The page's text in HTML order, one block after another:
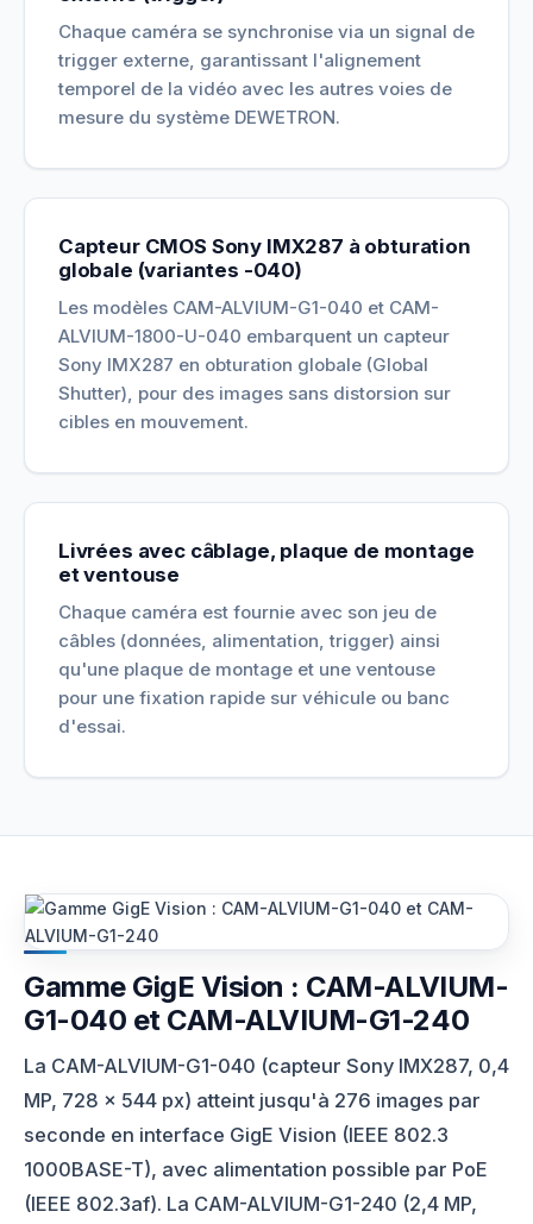
Chaque caméra se synchronise via un signal de
trigger externe, garantissant l'alignement
temporel de la vidéo avec les autres voies de
mesure du système DEWETRON.
Capteur CMOS Sony IMX287 à obturation
globale (variantes -040)
Les modèles CAM-ALVIUM-G1-040 et CAM-
ALVIUM-1800-U-040 embarquent un capteur
Sony IMX287 en obturation globale (Global
Shutter), pour des images sans distorsion sur
cibles en mouvement.
Livrées avec câblage, plaque de montage
et ventouse
Chaque caméra est fournie avec son jeu de
câbles (données, alimentation, trigger) ainsi
qu'une plaque de montage et une ventouse
pour une fixation rapide sur véhicule ou banc
d'essai.
Gamme GigE Vision : CAM-ALVIUM-
G1-040 et CAM-ALVIUM-G1-240
La CAM-ALVIUM-G1-040 (capteur Sony IMX287, 0,4
MP, 728 × 544 px) atteint jusqu'à 276 images par
seconde en interface GigE Vision (IEEE 802.3
1000BASE-T), avec alimentation possible par PoE
(IEEE 802.3af). La CAM-ALVIUM-G1-240 (2,4 MP,